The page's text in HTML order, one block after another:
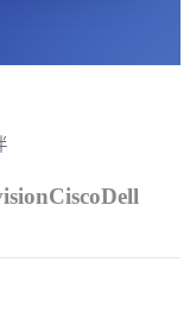
CiscoDell